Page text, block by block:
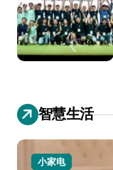
智慧生活
小家电